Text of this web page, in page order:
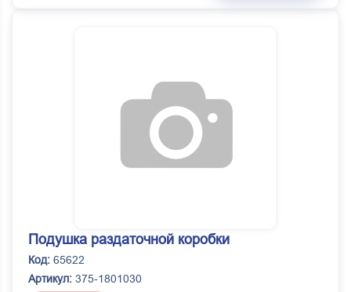
Подушка раздаточной коробки
Код: 65622
Артикул: 375-1801030